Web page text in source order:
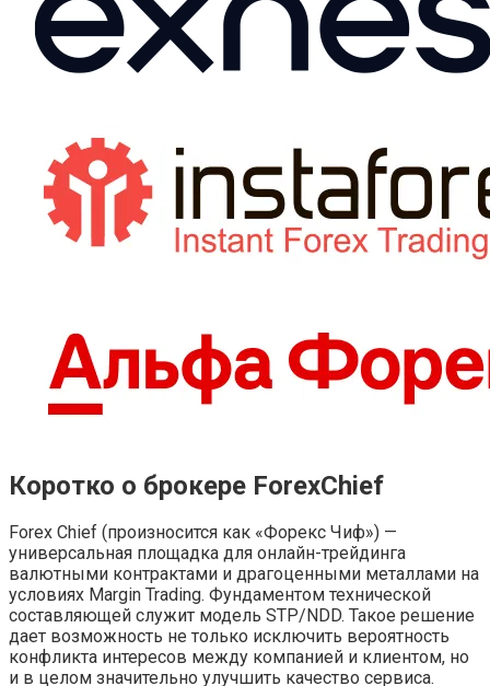
Коротко о брокере ForexChief
Forex Chief (произносится как «Форекс Чиф») —
универсальная площадка для онлайн-трейдинга
валютными контрактами и драгоценными металлами на
условиях Margin Trading. Фундаментом технической
составляющей служит модель STP/NDD. Такое решение
дает возможность не только исключить вероятность
конфликта интересов между компанией и клиентом, но
и в целом значительно улучшить качество сервиса.